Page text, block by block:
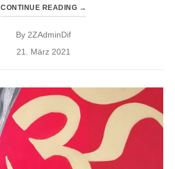
CONTINUE READING →
By 2ZAdminDif
Posted
21. März 2021